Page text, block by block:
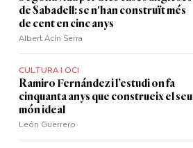
de Sabadell: se n'han construït més
de cent en cinc anys
Albert Acín Serra
CULTURA I OCI
Ramiro Fernández i l’estudi on fa
cinquanta anys que construeix el seu
món ideal
León Guerrero